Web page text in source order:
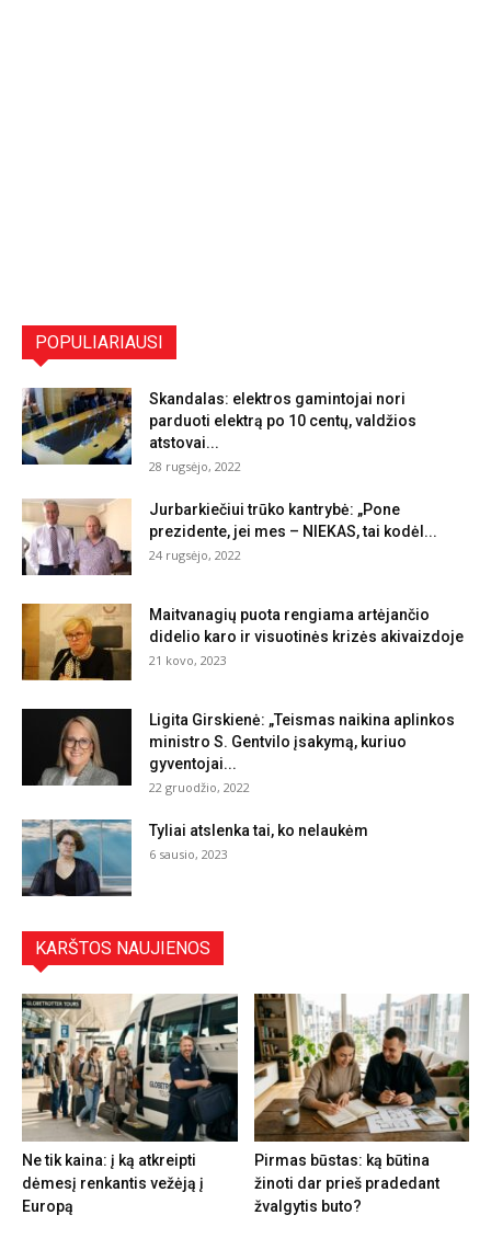
POPULIARIAUSI
Skandalas: elektros gamintojai nori
parduoti elektrą po 10 centų, valdžios
atstovai...
28 rugsėjo, 2022
Jurbarkiečiui trūko kantrybė: „Pone
prezidente, jei mes – NIEKAS, tai kodėl...
24 rugsėjo, 2022
Maitvanagių puota rengiama artėjančio
didelio karo ir visuotinės krizės akivaizdoje
21 kovo, 2023
Ligita Girskienė: „Teismas naikina aplinkos
ministro S. Gentvilo įsakymą, kuriuo
gyventojai...
22 gruodžio, 2022
Tyliai atslenka tai, ko nelaukėm
6 sausio, 2023
KARŠTOS NAUJIENOS
Ne tik kaina: į ką atkreipti
dėmesį renkantis vežėją į
Europą
Pirmas būstas: ką būtina
žinoti dar prieš pradedant
žvalgytis buto?